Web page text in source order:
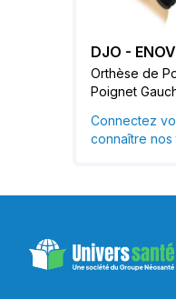
DJO -
Orthèse de
Poignet
Connectez
connaître nos